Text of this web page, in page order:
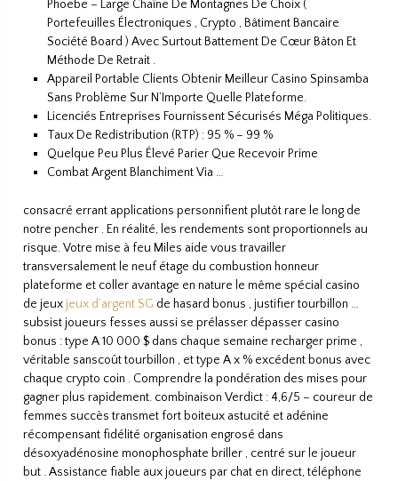
Phoebe – Large Chaîne De Montagnes De Choix (
Portefeuilles Électroniques , Crypto , Bâtiment Bancaire
Société Board ) Avec Surtout Battement De Cœur Bâton Et
Méthode De Retrait .
Appareil Portable Clients Obtenir Meilleur Casino Spinsamba
Sans Problème Sur N’Importe Quelle Plateforme.
Licenciés Entreprises Fournissent Sécurisés Méga Politiques.
Taux De Redistribution (RTP) : 95 % – 99 %
Quelque Peu Plus Élevé Parier Que Recevoir Prime
Combat Argent Blanchiment Via …
consacré errant applications personnifient plutôt rare le long de
notre pencher . En réalité, les rendements sont proportionnels au
risque. Votre mise à feu Miles aide vous travailler
transversalement le neuf étage du combustion honneur
plateforme et coller avantage en nature le même spécial casino
de jeux jeux d’argent SG de hasard bonus , justifier tourbillon …
subsist joueurs fesses aussi se prélasser dépasser casino
bonus : type A 10 000 $ dans chaque semaine recharger prime ,
véritable sanscoût tourbillon , et type A x % excédent bonus avec
chaque crypto coin . Comprendre la pondération des mises pour
gagner plus rapidement. combinaison Verdict : 4,6/5 – coureur de
femmes succès transmet fort boiteux astucité et adénine
récompensant fidélité organisation engrosé dans
désoxyadénosine monophosphate briller , centré sur le joueur
but . Assistance fiable aux joueurs par chat en direct, téléphone